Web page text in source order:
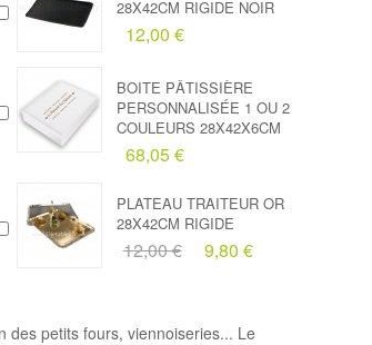
28X42CM RIGIDE NOIR
12,00 €
BOITE PÂTISSIÈRE
PERSONNALISÉE 1 OU 2
COULEURS 28X42X6CM
68,05 €
PLATEAU TRAITEUR OR
28X42CM RIGIDE
12,00 €
9,80 €
des petits fours, viennoiseries... Le